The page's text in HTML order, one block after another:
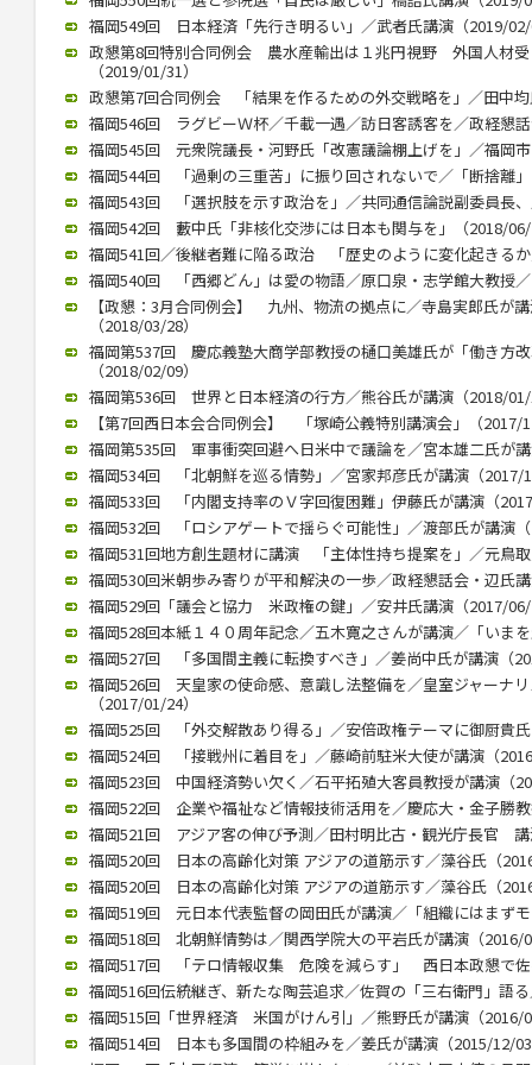
福岡549回 日本経済「先行き明るい」／武者氏講演（2019/
政懇第8回特別合同例会 農水産輸出は１兆円視野 外国人材受
（2019/01/31）
政懇第7回合同例会 「結果を作るための外交戦略を」／田中
福岡546回 ラグビーＷ杯／千載一遇／訪日客誘客を／政経懇
福岡545回 元衆院議長・河野氏「改憲議論棚上げを」／福岡
福岡544回 「過剰の三重苦」に振り回されないで／「断捨離
福岡543回 「選択肢を示す政治を」／共同通信論説副委員長
福岡542回 藪中氏「非核化交渉には日本も関与を」（2018/
福岡541回／後継者難に陥る政治 「歴史のように変化起きる
福岡540回 「西郷どん」は愛の物語／原口泉・志学館大教授
【政懇：3月合同例会】 九州、物流の拠点に／寺島実郎氏が
（2018/03/28）
福岡第537回 慶応義塾大商学部教授の樋口美雄氏が「働き方
（2018/02/09）
福岡第536回 世界と日本経済の行方／熊谷氏が講演（2018/
【第7回西日本会合同例会】 「塚崎公義特別講演会」（2017/
福岡第535回 軍事衝突回避へ日米中で議論を／宮本雄二氏が
福岡534回 「北朝鮮を巡る情勢」／宮家邦彦氏が講演（2017/
福岡533回 「内閣支持率のＶ字回復困難」伊藤氏が講演（
福岡532回 「ロシアゲートで揺らぐ可能性」／渡部氏が講演
福岡531回地方創生題材に講演 「主体性持ち提案を」／元鳥
福岡530回米朝歩み寄りが平和解決の一歩／政経懇話会・辺氏
福岡529回「議会と協力 米政権の鍵」／安井氏講演（2017/
福岡528回本紙１４０周年記念／五木寛之さんが講演／「いま
福岡527回 「多国間主義に転換すべき」／姜尚中氏が講演（
福岡526回 天皇家の使命感、意識し法整備を／皇室ジャーナ
（2017/01/24）
福岡525回 「外交解散あり得る」／安倍政権テーマに御厨貴
福岡524回 「接戦州に着目を」／藤崎前駐米大使が講演（
福岡523回 中国経済勢い欠く／石平拓殖大客員教授が講演（
福岡522回 企業や福祉など情報技術活用を／慶応大・金子勝
福岡521回 アジア客の伸び予測／田村明比古・観光庁長官 講
福岡520回 日本の高齢化対策 アジアの道筋示す／藻谷氏（
福岡520回 日本の高齢化対策 アジアの道筋示す／藻谷氏（
福岡519回 元日本代表監督の岡田氏が講演／「組織にはまず
福岡518回 北朝鮮情勢は／関西学院大の平岩氏が講演（2016/
福岡517回 「テロ情報収集 危険を減らす」 西日本政懇で佐
福岡516回伝統継ぎ、新たな陶芸追求／佐賀の「三右衛門」語
福岡515回「世界経済 米国がけん引」／熊野氏が講演（2016/
福岡514回 日本も多国間の枠組みを／姜氏が講演（2015/12/